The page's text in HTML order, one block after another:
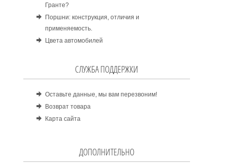
Гранте?
Поршни: конструкция, отличия и
применяемость.
Цвета автомобилей
СЛУЖБА ПОДДЕРЖКИ
Оставьте данные, мы вам перезвоним!
Возврат товара
Карта сайта
ДОПОЛНИТЕЛЬНО